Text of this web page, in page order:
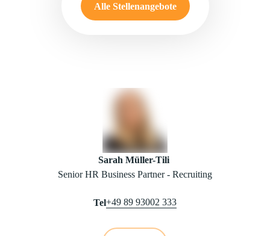
Alle Stellenangebote
Sarah Müller-Tili
Senior HR Business Partner - Recruiting
Tel+49 89 93002 333